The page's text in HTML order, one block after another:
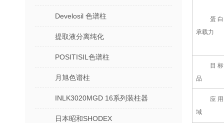
Develosil 色谱柱
提取液分离纯化
POSITISIL色谱柱
月旭色谱柱
INLK3020MGD 16系列装柱器
日本昭和SHODEX
蛋
承载力
目
品
应
域